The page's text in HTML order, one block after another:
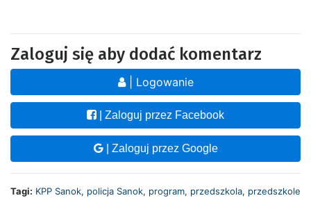
Zaloguj się aby dodać komentarz
| Logowanie
| Zaloguj przez Facebook
| Zaloguj przez Google
Tagi: KPP Sanok, policja Sanok, program, przedszkola, przedszkole